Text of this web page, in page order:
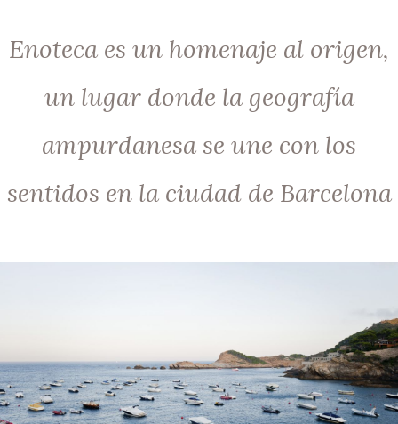
Enoteca es un homenaje al origen,
un lugar donde la geografía
ampurdanesa se une con los
sentidos en la ciudad de Barcelona